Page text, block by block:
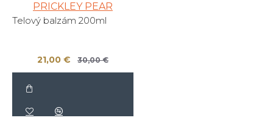
PRICKLEY PEAR
Telový balzám 200ml
21,00 € 30,00 €